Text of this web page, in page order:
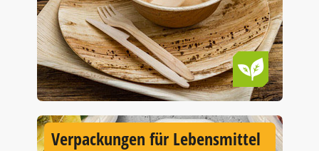
Verpackungen für Lebensmittel